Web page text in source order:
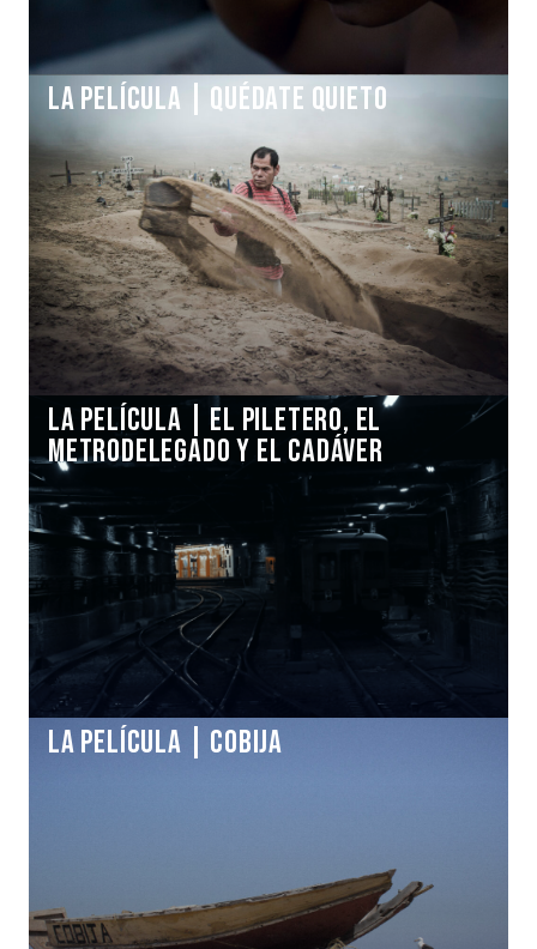
La Película | QUÉDATE QUIETO
La Película | EL PILETERO, EL
METRODELEGADO Y EL CADÁVER
La Película | COBIJA